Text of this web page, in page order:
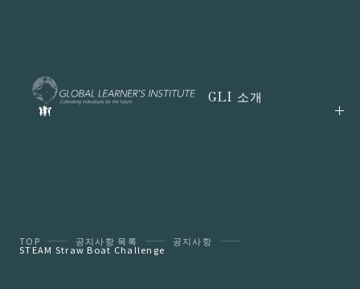
GLI 소개
TOP 공지사항 목록 공지사항
STEAM Straw Boat Challenge